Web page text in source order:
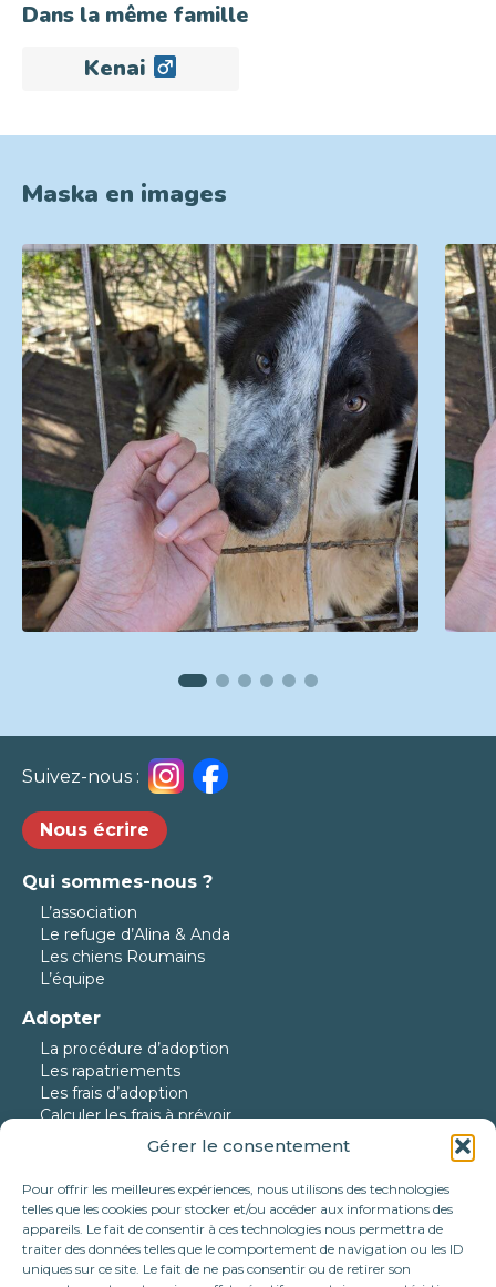
Gérer le consentement
Pour offrir les meilleures expériences, nous utilisons des technologies
telles que les cookies pour stocker et/ou accéder aux informations des
appareils. Le fait de consentir à ces technologies nous permettra de
traiter des données telles que le comportement de navigation ou les ID
uniques sur ce site. Le fait de ne pas consentir ou de retirer son
Dans la même famille
Kenai
Maska en images
Suivez-nous :
Nous écrire
Qui sommes-nous ?
L’association
Le refuge d’Alina & Anda
Les chiens Roumains
L’équipe
Adopter
La procédure d’adoption
Les rapatriements
Les frais d’adoption
Calculer les frais à prévoir
Nos protégés
Nos chiens à l’adoption
Nos chats à l’adoption
Nos chiens en urgence
Nos adoptés